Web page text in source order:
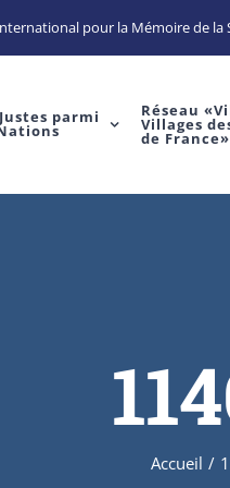
pour la Mémoire de la
parmi Réseau
Villages
de France»
Accueil /